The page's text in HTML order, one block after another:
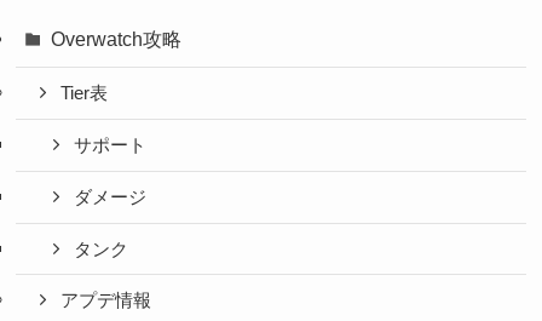
Overwatch攻略
Tier表
サポート
ダメージ
タンク
アプデ情報